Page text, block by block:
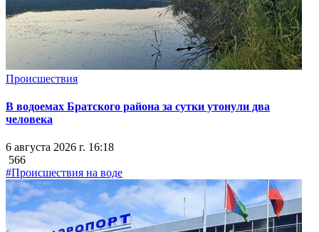
Происшествия
В водоемах Братского района за сутки утонули два
человека
6 августа 2026 г. 16:18
566
#Происшествия на воде